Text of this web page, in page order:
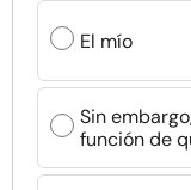
El mío
Sin
función de